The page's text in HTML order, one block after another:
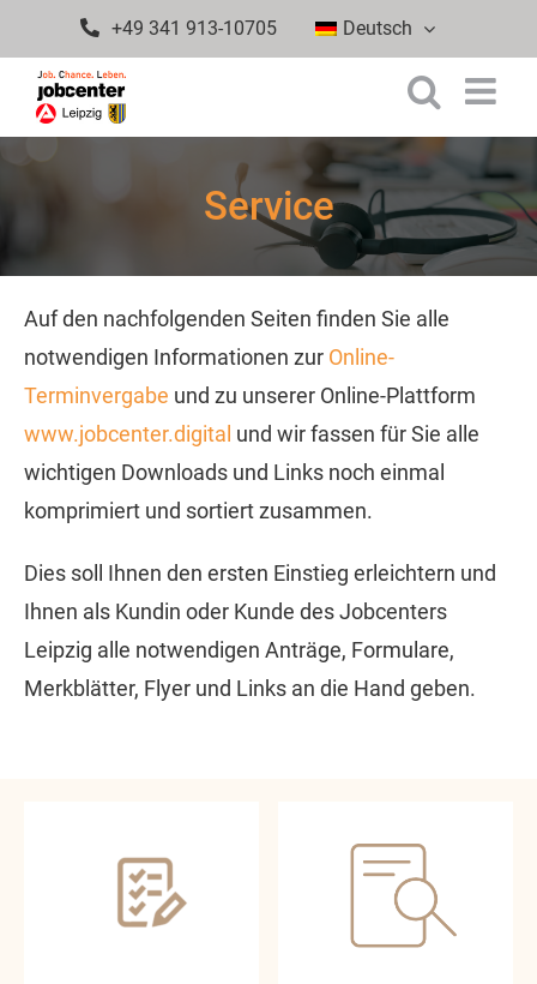
Inhalt
springen
+49 341 913-10705 Deutsch
Service
Auf den nachfolgenden Seiten finden Sie alle
notwendigen Informationen zur Online-
Terminvergabe und zu unserer Online-Plattform
www.jobcenter.digital und wir fassen für Sie alle
wichtigen Downloads und Links noch einmal
komprimiert und sortiert zusammen.
Dies soll Ihnen den ersten Einstieg erleichtern und
Ihnen als Kundin oder Kunde des Jobcenters
Leipzig alle notwendigen Anträge, Formulare,
Merkblätter, Flyer und Links an die Hand geben.